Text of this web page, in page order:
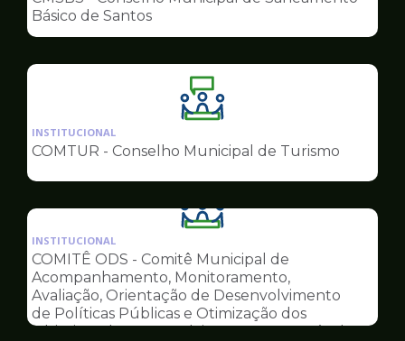
Conselhos
Básico de Santos
Ilustração
da
pagina
Conselhos
INSTITUCIONAL
COMTUR - Conselho Municipal de Turismo
Ilustração
da
pagina
de
Conselhos
INSTITUCIONAL
COMITÊ ODS - Comitê Municipal de
Acompanhamento, Monitoramento,
Avaliação, Orientação de Desenvolvimento
de Políticas Públicas e Otimização dos
Objetivos do Desenvolvimento Sustentável